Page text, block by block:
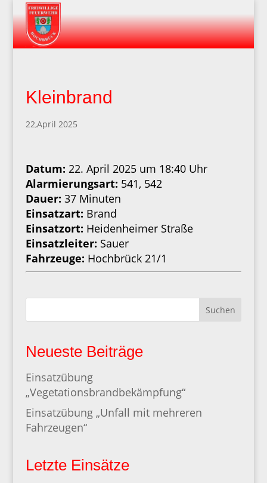
Kleinbrand
22,April 2025
Datum: 22. April 2025 um 18:40 Uhr
Alarmierungsart: 541, 542
Dauer: 37 Minuten
Einsatzart: Brand
Einsatzort: Heidenheimer Straße
Einsatzleiter: Sauer
Fahrzeuge: Hochbrück 21/1
Suchen
Neueste Beiträge
Einsatzübung
„Vegetationsbrandbekämpfung“
Einsatzübung „Unfall mit mehreren
Fahrzeugen“
Letzte Einsätze